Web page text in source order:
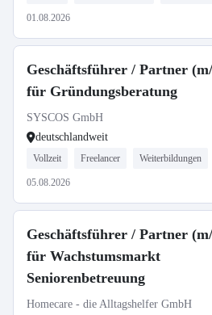
01.08.2026
Geschäftsführer / Partner
für Gründungsberatung
SYSCOS GmbH
deutschlandweit
Vollzeit Freelancer Weiterbildungen
05.08.2026
Geschäftsführer / Partner
für Wachstumsmarkt
Seniorenbetreuung
Homecare - die Alltagshelfer GmbH